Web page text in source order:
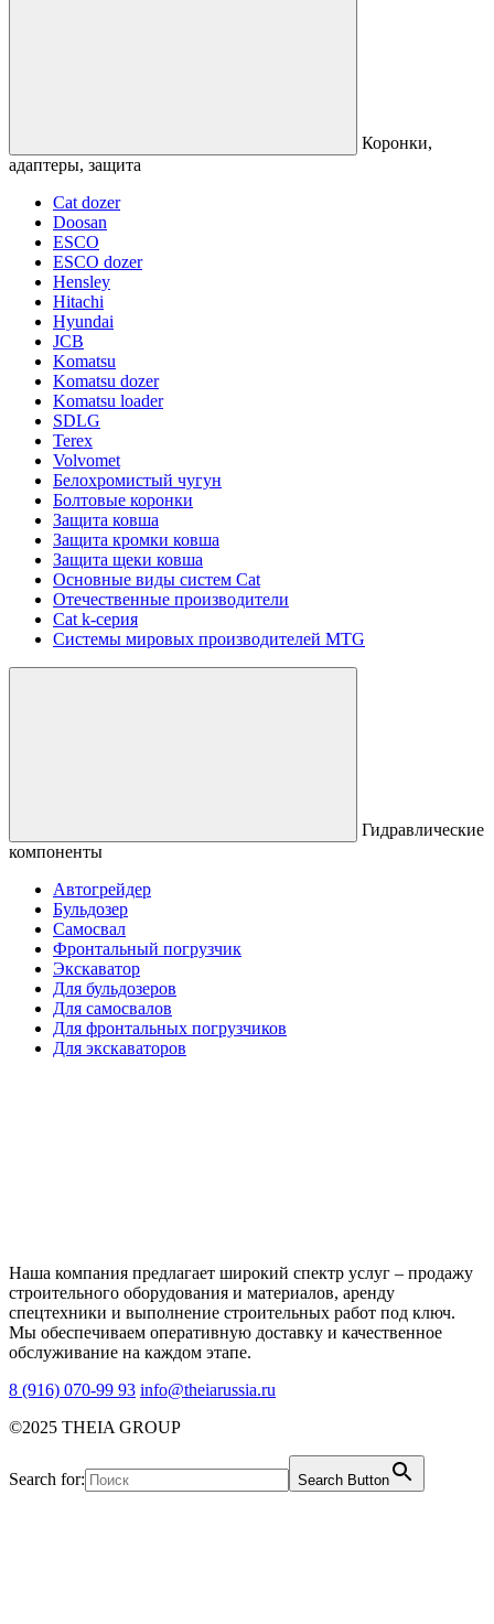
Коронки,
адаптеры, защита
Cat dozer
Doosan
ESCO
ESCO dozer
Hensley
Hitachi
Hyundai
JCB
Komatsu
Komatsu dozer
Komatsu loader
SDLG
Terex
Volvomet
Белохромистый чугун
Болтовые коронки
Защита ковша
Защита кромки ковша
Защита щеки ковша
Основные виды систем Cat
Отечественные производители
Сat k-серия
Системы мировых производителей MTG
Гидравлические
компоненты
Автогрейдер
Бульдозер
Самосвал
Фронтальный погрузчик
Экскаватор
Для бульдозеров
Для самосвалов
Для фронтальных погрузчиков
Для экскаваторов
Наша компания предлагает широкий спектр услуг – продажу
строительного оборудования и материалов, аренду
спецтехники и выполнение строительных работ под ключ.
Мы обеспечиваем оперативную доставку и качественное
обслуживание на каждом этапе.
8 (916) 070-99 93 info@theiarussia.ru
©2025 THEIA GROUP
Search for: Search Button